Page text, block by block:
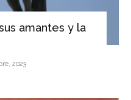
amantes y la
2023